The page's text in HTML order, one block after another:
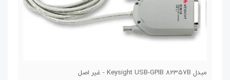
مبدل Keysight USB-GPIB 82357B - غیر اصل